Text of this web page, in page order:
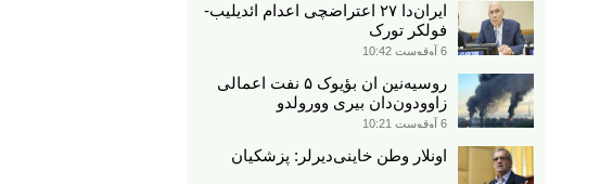
ایران‌دا ۲۷ اعتراضچی اعدام ائدیلیب-
فولکر تورک
6 آوقوست 10:42
روسیه‌نین ان بؤیوک ۵ نفت اعمالی
زاوودون‌دان بیری وورولدو
6 آوقوست 10:21
اونلار وطن خاینی‌دیرلر: پزشکیان